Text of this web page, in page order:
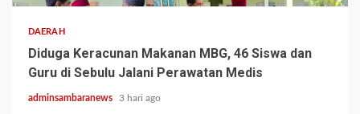
DAERAH
Diduga Keracunan Makanan MBG, 46 Siswa dan
Guru di Sebulu Jalani Perawatan Medis
adminsambaranews 3 hari ago